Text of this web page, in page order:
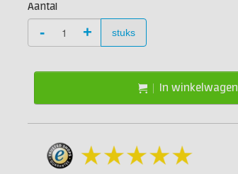
Aantal
- + stuks
In winkelwagen